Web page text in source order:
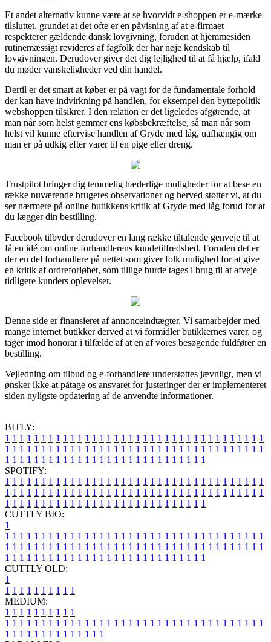
Et andet alternativ kunne være at se hvorvidt e-shoppen er e-mærke
tilsluttet, grundet at det ofte er en påvisning af at e-firmaet
respekterer gældende dansk lovgivning, foruden at hjemmesiden
rutinemæssigt revideres af fagfolk der har nøje kendskab til
lovgivningen. Derudover giver det dig lejlighed til at få hjælp, ifald
du møder vanskeligheder ved din handel.
Dertil er det smart at køber er på vagt for de fundamentale forhold
der kan have indvirkning på handlen, for eksempel den byttepolitik
webshoppen tilsikrer. I den relation er det ligeledes afgørende, at
man når som helst gemmer ens købsbekræftelse, så man når som
helst vil kunne eftervise handlen af Gryde med låg, uafhængig om
man er på udkig efter varer til en pige eller dreng.
Trustpilot bringer dig temmelig hæderlige muligheder for at bese en
række nuværende brugeres observationer og herved støtter vi, at du
ser nærmere på online butikkens kritik af Gryde med låg forud for at
du lægger din bestilling.
Facebook tilbyder derudover en lang række tiltalende genveje til at
få en idé om online forhandlerens kundetilfredshed. Foruden det er
der en del forhandlere på nettet som giver folk mulighed for at give
en kritik af ordreforløbet, som tillige burde tages i brug til at afveje
tidligere kunders oplevelser.
Denne side er finansieret af annonceindtægter. Vi samarbejder med
mange internet butikker derved at vi formidler butikkernes varer, og
tager imod honorar i tilfælde af at en af vores besøgende fuldfører en
bestilling.
Vejledning om tilbud og e-forhandlere understøttes jævnligt, men vi
ønsker ikke at påtage os ansvaret for justeringer der er implementeret
siden nyligste opdatering af de anvendte informationer.
BITLY:
1 1 1 1 1 1 1 1 1 1 1 1 1 1 1 1 1 1 1 1 1 1 1 1 1 1 1 1 1 1 1 1 1 1 1 1
1 1 1 1 1 1 1 1 1 1 1 1 1 1 1 1 1 1 1 1 1 1 1 1 1 1 1 1 1 1 1 1 1 1 1 1
1 1 1 1 1 1 1 1 1 1 1 1 1 1 1 1 1 1 1 1 1 1 1 1 1 1 1 1
SPOTIFY:
1 1 1 1 1 1 1 1 1 1 1 1 1 1 1 1 1 1 1 1 1 1 1 1 1 1 1 1 1 1 1 1 1 1 1 1
1 1 1 1 1 1 1 1 1 1 1 1 1 1 1 1 1 1 1 1 1 1 1 1 1 1 1 1 1 1 1 1 1 1 1 1
1 1 1 1 1 1 1 1 1 1 1 1 1 1 1 1 1 1 1 1 1 1 1 1 1 1 1 1
CUTTLY BIO:
1
1 1 1 1 1 1 1 1 1 1 1 1 1 1 1 1 1 1 1 1 1 1 1 1 1 1 1 1 1 1 1 1 1 1 1 1
1 1 1 1 1 1 1 1 1 1 1 1 1 1 1 1 1 1 1 1 1 1 1 1 1 1 1 1 1 1 1 1 1 1 1 1
1 1 1 1 1 1 1 1 1 1 1 1 1 1 1 1 1 1 1 1 1 1 1 1 1 1 1 1
CUTTLY OLD:
1
1 1 1 1 1 1 1 1 1 1
MEDIUM:
1 1 1 1 1 1 1 1 1 1
1 1 1 1 1 1 1 1 1 1 1 1 1 1 1 1 1 1 1 1 1 1 1 1 1 1 1 1 1 1 1 1 1 1 1 1
1 1 1 1 1 1 1 1 1 1 1 1 1 1